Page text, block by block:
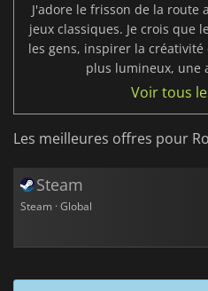
J'adore le frisson de la route
jeux classiques. Je crois que
les gens, inspirer la
plus lumineux, une
Voir tous
Les meilleures offres pour
Steam
Steam · Global